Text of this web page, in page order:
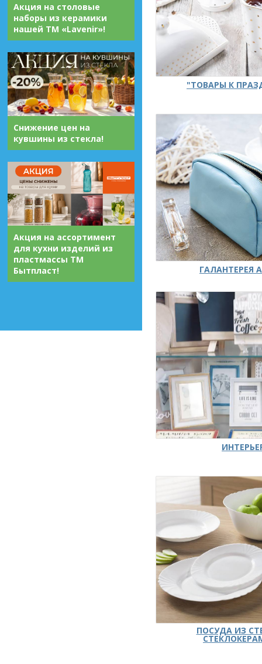
Акция на столовые
наборы из керамики
нашей ТМ «Lavenir»!
Снижение цен на
кувшины из стекла!
Акция на ассортимент
для кухни изделий из
пластмассы ТМ
Бытпласт!
"ТОВАРЫ К
ГАЛАНТЕРЕЯ
ПОСУДА ИЗ